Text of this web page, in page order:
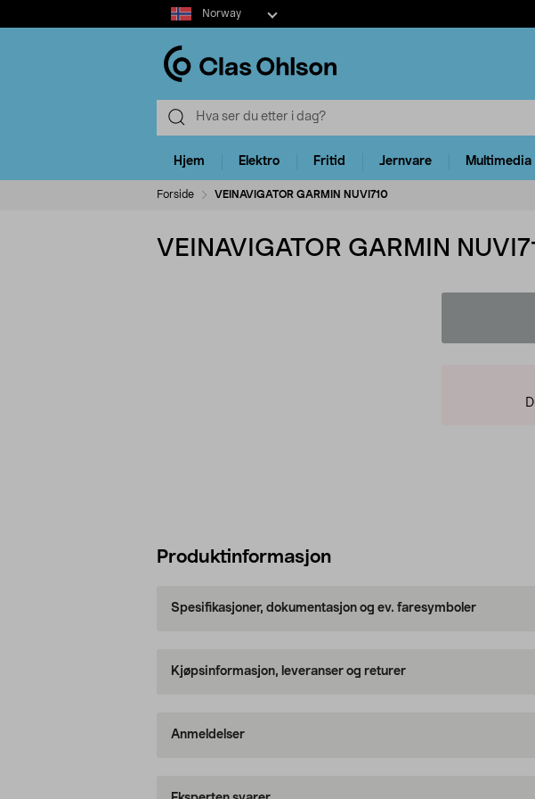
Select
market
Norway
Hjem Elektro Fritid Jernvare Multimedia
Forside VEINAVIGATOR GARMIN NUVI710
VEINAVIGATOR GARMIN
Produktinformasjon
Spesifikasjoner, dokumentasjon og ev. faresymboler
Kjøpsinformasjon, leveranser og returer
Anmeldelser